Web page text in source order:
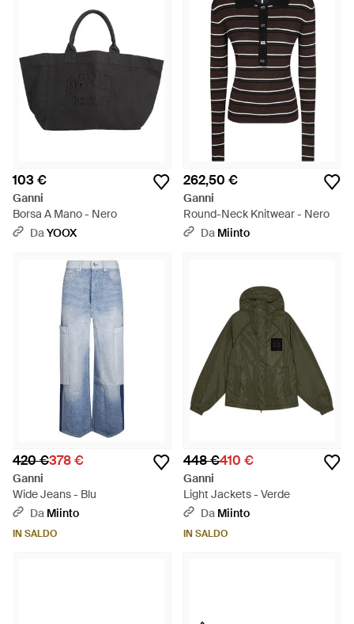
103 €
Ganni
Borsa A Mano - Nero
DaYOOX
262,50 €
Ganni
Round-Neck Knitwear - Nero
Da Miinto
420 €378 €
Ganni
Wide Jeans - Blu
Da Miinto
IN SALDO
448 €410 €
Ganni
Light Jackets - Verde
Da Miinto
IN SALDO